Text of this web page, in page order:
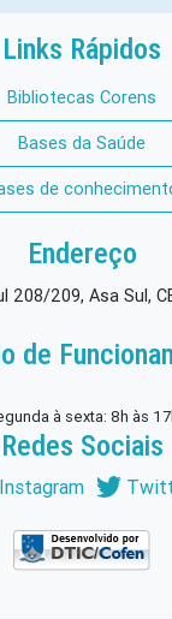
Links Rápidos
Bibliotecas Corens
Bases da Saúde
de
Endereço
208/209, Asa Sul,
de
à sexta: 8h às
Redes Sociais
Instagram